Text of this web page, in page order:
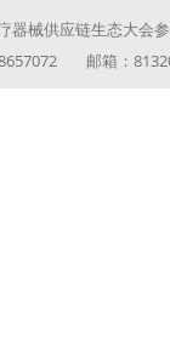
器械供应链生态大
邮箱：